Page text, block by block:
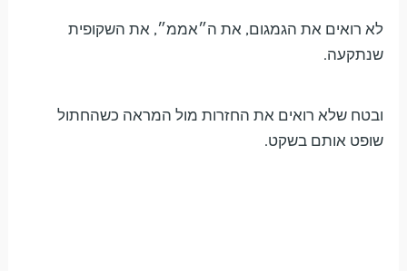
לא רואים את הגמגום, את ה״אממ״, את השקופית
שנתקעה.
ובטח שלא רואים את החזרות מול המראה כשהחתול
שופט אותם בשקט.